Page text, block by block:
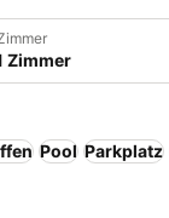
Zimmer
Pool Parkplatz